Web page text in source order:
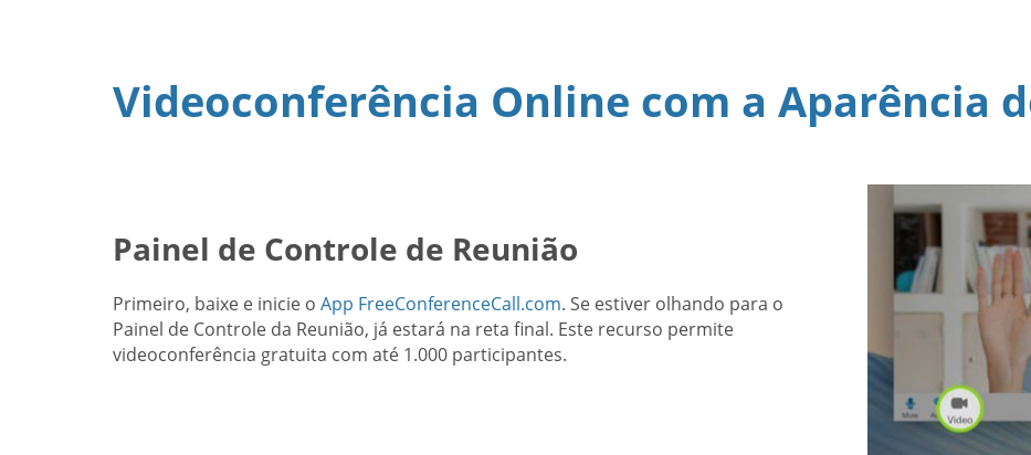
Videoconferência Online com a Aparência
Painel de Controle de Reunião
Primeiro, baixe e inicie o App FreeConferenceCall.com. Se estiver olhando para o
Painel de Controle da Reunião, já estará na reta final. Este recurso permite
videoconferência gratuita com até 1.000 participantes.